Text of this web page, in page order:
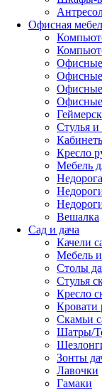
Офисная
Офисные
Офисные
Стулья и
Кресло
Мебель
Вешалка
Сад и дача
Качели
Мебель
Столы
Стулья
Кресло
Кровати
Скамьи
Шатры/
Зонты
Лавочки
Гамаки